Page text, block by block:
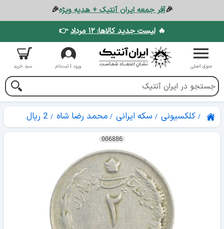
🎉آفر جمعه ایران آنتیک + هدیه ویژه🎉
🔥لیست جدید کالاها: ۱۲ مرداد 👉
منوی اصلی ورود | ثبت‌نام سبد خرید
کلکسیونی سکه ایرانی محمد رضا شاه 2 ریال
006886